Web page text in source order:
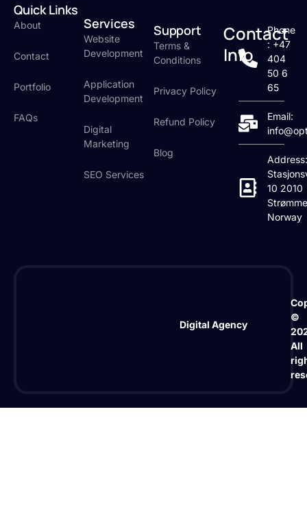
Quick Links
About
Contact
Portfolio
FAQs
Services
Website
Development
Application
Development
Digital
Marketing
SEO Services
Support
Terms &
Conditions
Privacy Policy
Refund Policy
Blog
Contact
Info
Phone
: +47
404
50 6
65
Email:
Address:
10 2010
Norway
Digital Agency
©
All